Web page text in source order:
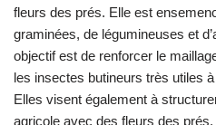
fleurs des prés. Elle est
graminées, de légumineuses et
objectif est de renforcer le
les insectes butineurs très utiles
Elles visent également à
agricole avec des fleurs des prés.